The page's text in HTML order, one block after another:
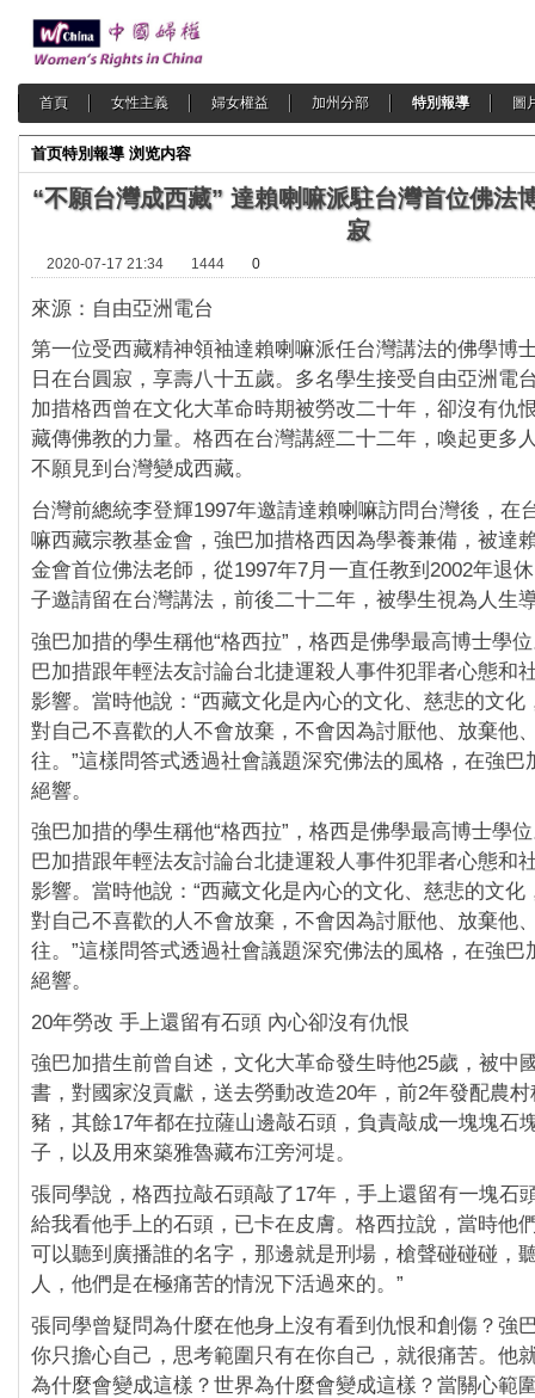
首頁 女性主義 婦女權益 加州分部 特別報導 圖
首页特別報導 浏览内容
“不願台灣成西藏” 達賴喇嘛派駐台灣首位佛法
寂
2020-07-17 21:34 1444 0
來源：自由亞洲電台
第一位受西藏精神領袖達賴喇嘛派任台灣講法的佛學博
日在台圓寂，享壽八十五歲。多名學生接受自由亞洲電
加措格西曾在文化大革命時期被勞改二十年，卻沒有仇
藏傳佛教的力量。格西在台灣講經二十二年，喚起更多
不願見到台灣變成西藏。
台灣前總統李登輝1997年邀請達賴喇嘛訪問台灣後，在
嘛西藏宗教基金會，強巴加措格西因為學養兼備，被達
金會首位佛法老師，從1997年7月一直任教到2002年退
子邀請留在台灣講法，前後二十二年，被學生視為人生
強巴加措的學生稱他“格西拉”，格西是佛學最高博士學
巴加措跟年輕法友討論台北捷運殺人事件犯罪者心態和
影響。當時他說：“西藏文化是內心的文化、慈悲的文化
對自己不喜歡的人不會放棄，不會因為討厭他、放棄他
往。”這樣問答式透過社會議題深究佛法的風格，在強巴
絕響。
強巴加措的學生稱他“格西拉”，格西是佛學最高博士學
巴加措跟年輕法友討論台北捷運殺人事件犯罪者心態和
影響。當時他說：“西藏文化是內心的文化、慈悲的文化
對自己不喜歡的人不會放棄，不會因為討厭他、放棄他
往。”這樣問答式透過社會議題深究佛法的風格，在強巴
絕響。
20年勞改 手上還留有石頭 內心卻沒有仇恨
強巴加措生前曾自述，文化大革命發生時他25歲，被中
書，對國家沒貢獻，送去勞動改造20年，前2年發配農
豬，其餘17年都在拉薩山邊敲石頭，負責敲成一塊塊石
子，以及用來築雅魯藏布江旁河堤。
張同學說，格西拉敲石頭敲了17年，手上還留有一塊石
給我看他手上的石頭，已卡在皮膚。格西拉說，當時他
可以聽到廣播誰的名字，那邊就是刑場，槍聲碰碰碰，
人，他們是在極痛苦的情況下活過來的。”
張同學曾疑問為什麼在他身上沒有看到仇恨和創傷？強
你只擔心自己，思考範圍只有在你自己，就很痛苦。他
為什麼會變成這樣？世界為什麼會變成這樣？當關心範